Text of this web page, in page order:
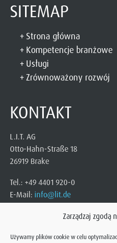
Zarządzaj zgodą
Używamy plików cookie w celu
SITEMAP
Strona główna
Kompetencje branżowe
Usługi
Zrównoważony rozwój
KONTAKT
L.I.T. AG
Otto-Hahn-Straße 18
26919 Brake
Tel.: +49 4401 920-0
E-Mail: info@lit.de